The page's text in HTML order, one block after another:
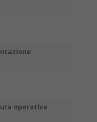
operativa